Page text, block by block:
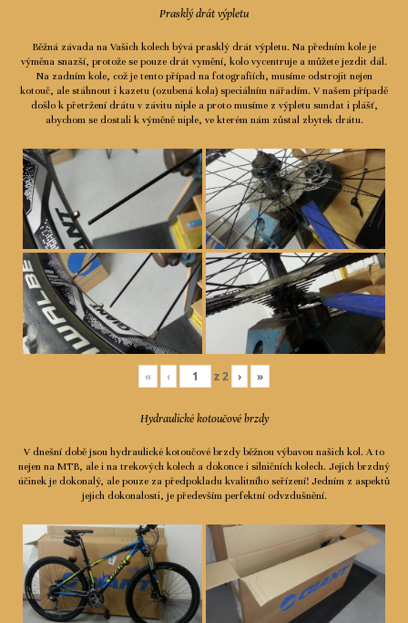
Prasklý drát výpletu
Běžná závada na Vašich kolech bývá prasklý drát výpletu. Na předním kole je
výměna snazší, protože se pouze drát vymění, kolo vycentruje a můžete jezdit dál.
Na zadním kole, což je tento případ na fotografiích, musíme odstrojit nejen
kotouč, ale stáhnout i kazetu (ozubená kola) speciálním nářadím. V našem případě
došlo k přetržení drátu v závitu niple a proto musíme z výpletu sundat i plášť,
abychom se dostali k výměně niple, ve kterém nám zůstal zbytek drátu.
« ‹ z2 › »
Hydraulické kotoučové brzdy
V dnešní době jsou hydraulické kotoučové brzdy běžnou výbavou našich kol. A to
nejen na MTB, ale i na trekových kolech a dokonce i silničních kolech. Jejich brzdný
účinek je dokonalý, ale pouze za předpokladu kvalitního seřízení! Jedním z aspektů
jejich dokonalosti, je především perfektní odvzdušnění.